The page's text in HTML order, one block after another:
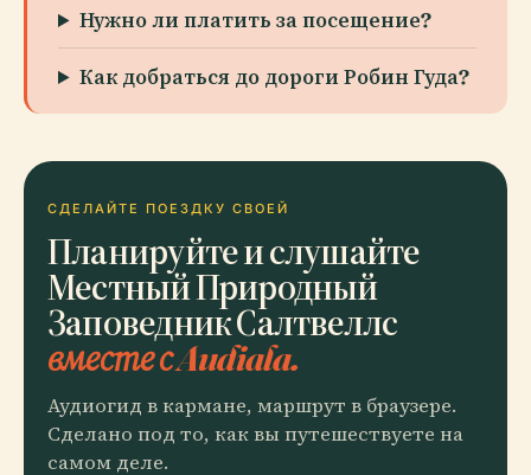
Нужно ли платить за посещение?
Как добраться до дороги Робин Гуда?
СДЕЛАЙТЕ ПОЕЗДКУ СВОЕЙ
Планируйте и слушайте
Местный Природный
Заповедник Салтвеллс
вместе с Audiala.
Аудиогид в кармане, маршрут в браузере.
Сделано под то, как вы путешествуете на
самом деле.